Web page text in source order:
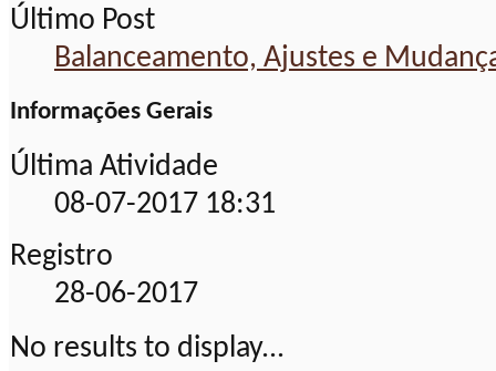
Último Post
Balanceamento, Ajustes e
Informações Gerais
Última Atividade
08-07-2017 18:31
Registro
28-06-2017
No results to display...